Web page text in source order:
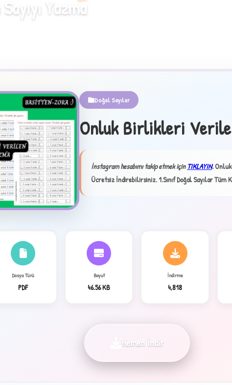
✦
Yazma
Doğal Sayılar
Onluk Birlikleri
İnstagram hesabımı takip etmek içinTIKLAYIN.
Ücretsiz İndirebilirsiniz.1.Sınıf Doğal Sayılar
Dosya Türü
PDF
Boyut
46.56 KB
İndirme
4,818
Hemen İndir